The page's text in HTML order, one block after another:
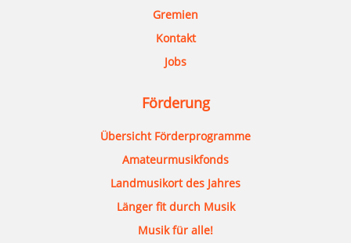
Gremien
Kontakt
Jobs
Förderung
Übersicht Förderprogramme
Amateurmusikfonds
Landmusikort des Jahres
Länger fit durch Musik
Musik für alle!